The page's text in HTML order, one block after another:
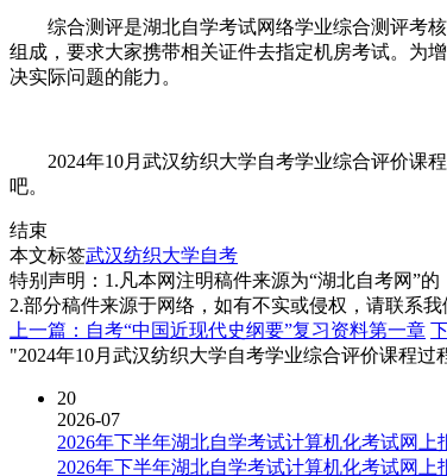
综合测评是湖北自学考试网络学业综合测评考核
组成，要求大家携带相关证件去指定机房考试。为
决实际问题的能力。
2024年10月武汉纺织大学自考学业综合评价课程
吧。
结束
本文标签武汉纺织大学自考
特别声明：1.凡本网注明稿件来源为“湖北自考网”
2.部分稿件来源于网络，如有不实或侵权，请联系
上一篇：自考“中国近现代史纲要”复习资料第一章
"2024年10月武汉纺织大学自考学业综合评价课程
20
2026-07
2026年下半年湖北自学考试计算机化考试网上
2026年下半年湖北自学考试计算机化考试网上